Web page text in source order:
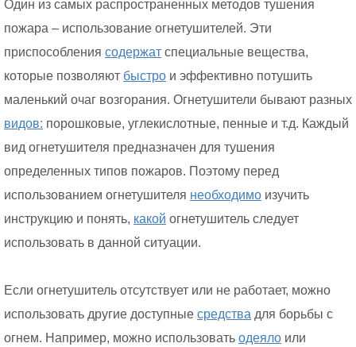
Один из самых распространенных методов тушения
пожара – использование огнетушителей. Эти
приспособления содержат специальные вещества,
которые позволяют быстро и эффективно потушить
маленький очаг возгорания. Огнетушители бывают разных
видов: порошковые, углекислотные, пенные и т.д. Каждый
вид огнетушителя предназначен для тушения
определенных типов пожаров. Поэтому перед
использованием огнетушителя необходимо изучить
инструкцию и понять, какой огнетушитель следует
использовать в данной ситуации.
Если огнетушитель отсутствует или не работает, можно
использовать другие доступные средства для борьбы с
огнем. Например, можно использовать одеяло или